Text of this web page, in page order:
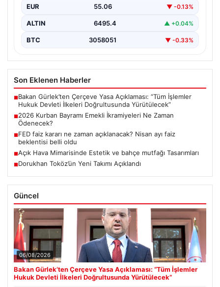
EUR 55.06 ▼ -0.13%
ALTIN 6495.4 ▲ +0.04%
BTC 3058051 ▼ -0.33%
Son Eklenen Haberler
■Bakan Gürlek’ten Çerçeve Yasa Açıklaması: “Tüm İşlemler
Hukuk Devleti İlkeleri Doğrultusunda Yürütülecek”
■2026 Kurban Bayramı Emekli İkramiyeleri Ne Zaman
Ödenecek?
■FED faiz kararı ne zaman açıklanacak? Nisan ayı faiz
beklentisi belli oldu
■Açık Hava Mimarisinde Estetik ve bahçe mutfağı Tasarımları
■Dorukhan Toköz’ün Yeni Takımı Açıklandı
Güncel
06/08/2026
Bakan Gürlek’ten Çerçeve Yasa Açıklaması: “Tüm İşlemler
Hukuk Devleti İlkeleri Doğrultusunda Yürütülecek”